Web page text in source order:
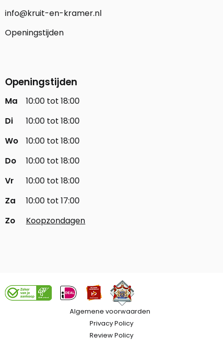
info@kruit-en-kramer.nl
Openingstijden
Openingstijden
Ma
10:00 tot 18:00
Di
10:00 tot 18:00
Wo
10:00 tot 18:00
Do
10:00 tot 18:00
Vr
10:00 tot 18:00
Za
10:00 tot 17:00
Zo
Koopzondagen
Algemene voorwaarden
Privacy Policy
Review Policy